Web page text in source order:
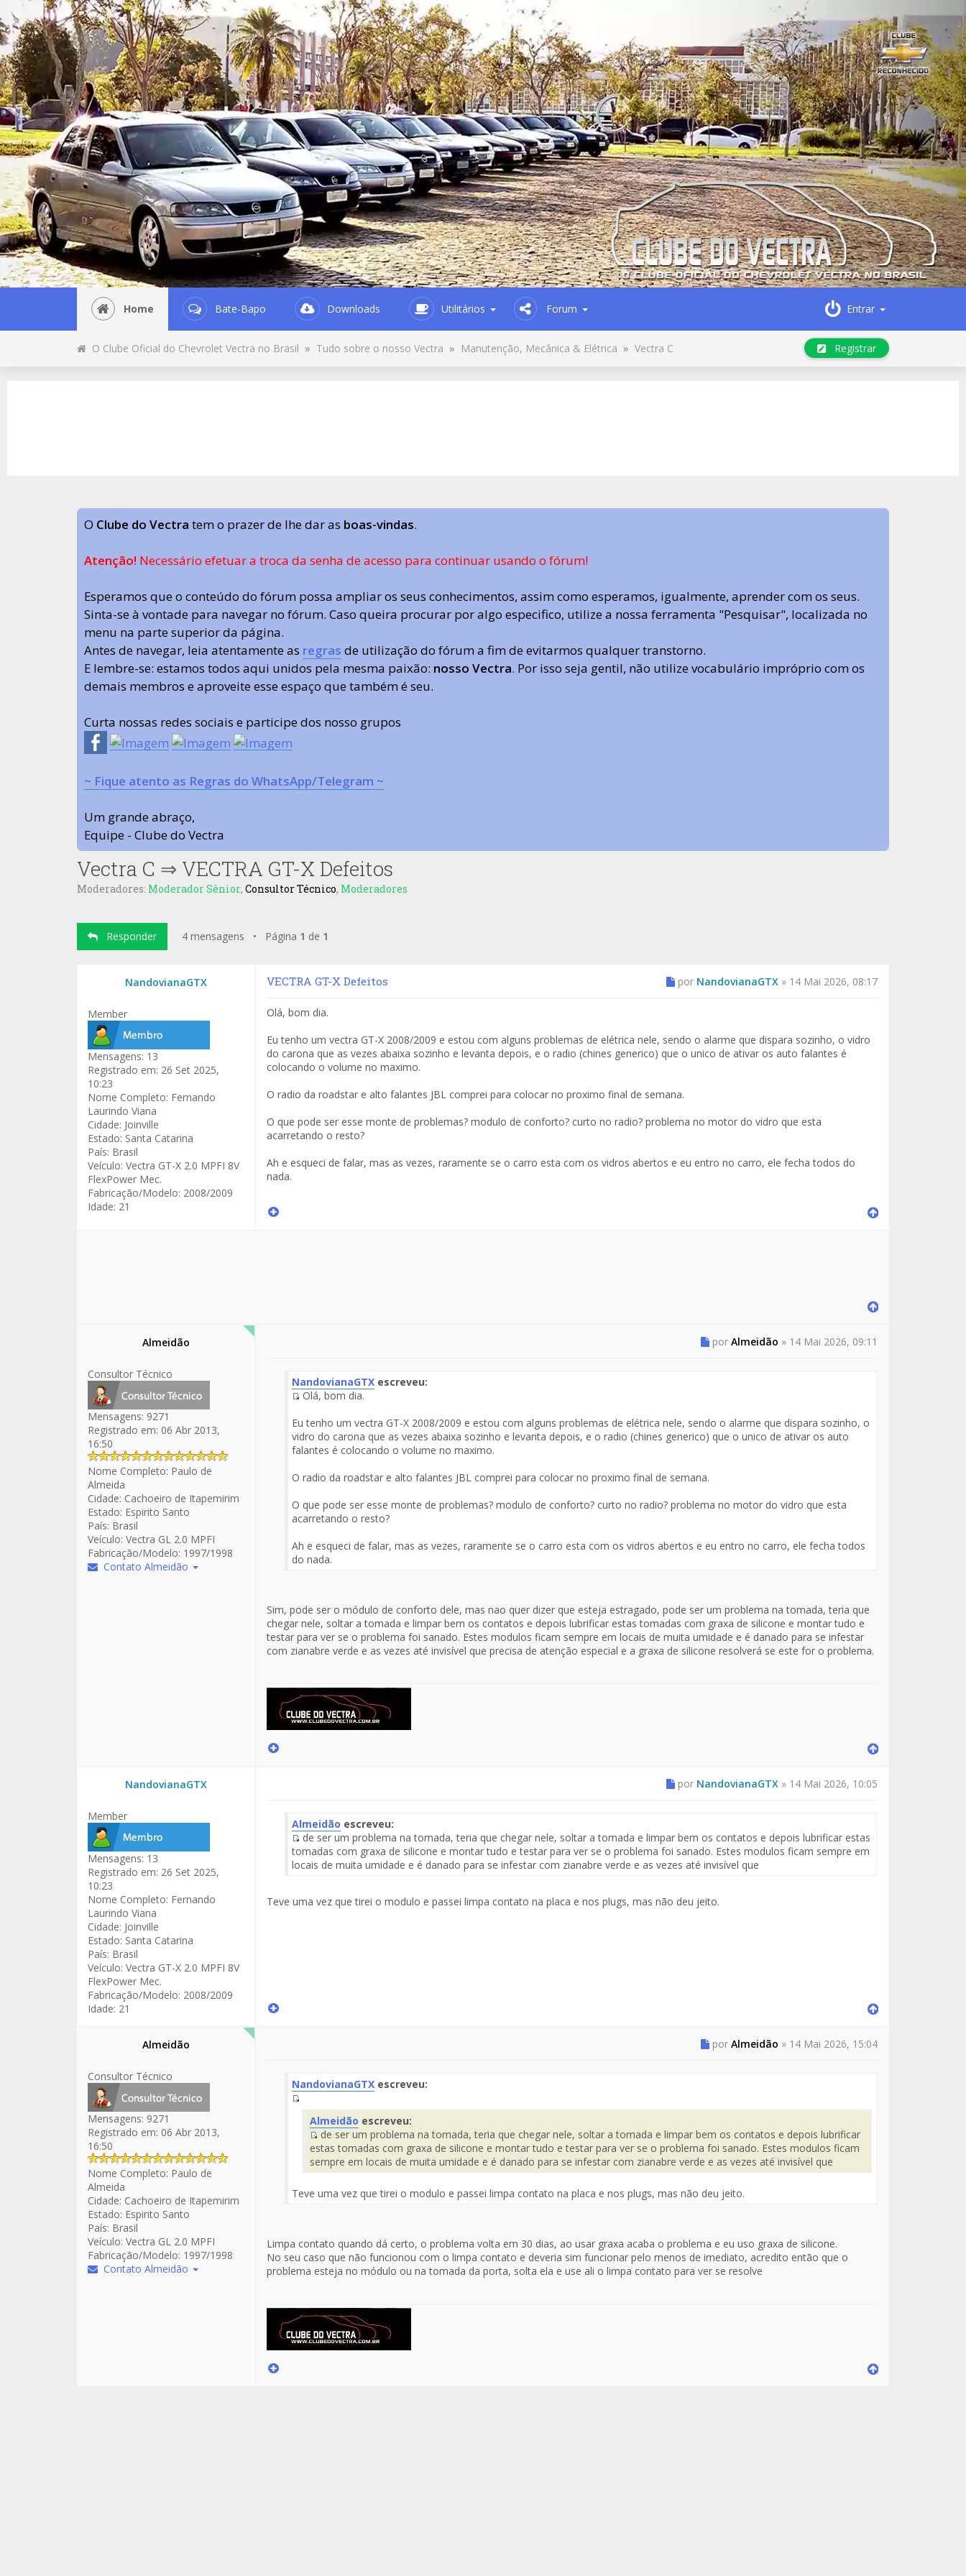
Home Bate-Bapo Downloads Utilitários Forum Entrar
O Clube Oficial do Chevrolet Vectra no Brasil » Tudo sobre o nosso Vectra » Manutenção, Mecânica & Elétrica » Vectra C Registrar
O Clube do Vectra tem o prazer de lhe dar as boas-vindas.
Atenção! Necessário efetuar a troca da senha de acesso para continuar usando o fórum!
Esperamos que o conteúdo do fórum possa ampliar os seus conhecimentos, assim como esperamos, igualmente, aprender com os seus.
Sinta-se à vontade para navegar no fórum. Caso queira procurar por algo especifico, utilize a nossa ferramenta "Pesquisar", localizada no
menu na parte superior da página.
Antes de navegar, leia atentamente as regras de utilização do fórum a fim de evitarmos qualquer transtorno.
E lembre-se: estamos todos aqui unidos pela mesma paixão: nosso Vectra. Por isso seja gentil, não utilize vocabulário impróprio com os
demais membros e aproveite esse espaço que também é seu.
Curta nossas redes sociais e participe dos nosso grupos
~ Fique atento as Regras do WhatsApp/Telegram ~
Um grande abraço,
Equipe - Clube do Vectra
Vectra C ⇒ VECTRA GT-X Defeitos
Moderadores: Moderador Sênior, Consultor Técnico, Moderadores
Responder 4 mensagens • Página 1 de 1
NandovianaGTX
Member
Mensagens: 13
Registrado em: 26 Set 2025,
10:23
Nome Completo: Fernando
Laurindo Viana
Cidade: Joinville
Estado: Santa Catarina
País: Brasil
Veículo: Vectra GT-X 2.0 MPFI 8V
FlexPower Mec.
Fabricação/Modelo: 2008/2009
Idade: 21
VECTRA GT-X Defeitos por NandovianaGTX» 14 Mai 2026, 08:17
Olá, bom dia.
Eu tenho um vectra GT-X 2008/2009 e estou com alguns problemas de elétrica nele, sendo o alarme que dispara sozinho, o vidro
do carona que as vezes abaixa sozinho e levanta depois, e o radio (chines generico) que o unico de ativar os auto falantes é
colocando o volume no maximo.
O radio da roadstar e alto falantes JBL comprei para colocar no proximo final de semana.
O que pode ser esse monte de problemas? modulo de conforto? curto no radio? problema no motor do vidro que esta
acarretando o resto?
Ah e esqueci de falar, mas as vezes, raramente se o carro esta com os vidros abertos e eu entro no carro, ele fecha todos do
nada.
Almeidão
Consultor Técnico
Mensagens: 9271
Registrado em: 06 Abr 2013,
16:50
Nome Completo: Paulo de
Almeida
Cidade: Cachoeiro de Itapemirim
Estado: Espirito Santo
País: Brasil
Veículo: Vectra GL 2.0 MPFI
Fabricação/Modelo: 1997/1998
Contato Almeidão
por Almeidão » 14 Mai 2026, 09:11
NandovianaGTXescreveu:
del
Mensaje
Olá, bom dia.
Eu tenho um vectra GT-X 2008/2009 e estou com alguns problemas de elétrica nele, sendo o alarme que dispara sozinho, o
vidro do carona que as vezes abaixa sozinho e levanta depois, e o radio (chines generico) que o unico de ativar os auto
falantes é colocando o volume no maximo.
O radio da roadstar e alto falantes JBL comprei para colocar no proximo final de semana.
O que pode ser esse monte de problemas? modulo de conforto? curto no radio? problema no motor do vidro que esta
acarretando o resto?
Ah e esqueci de falar, mas as vezes, raramente se o carro esta com os vidros abertos e eu entro no carro, ele fecha todos
do nada.
Sim, pode ser o módulo de conforto dele, mas nao quer dizer que esteja estragado, pode ser um problema na tomada, teria que
chegar nele, soltar a tomada e limpar bem os contatos e depois lubrificar estas tomadas com graxa de silicone e montar tudo e
testar para ver se o problema foi sanado. Estes modulos ficam sempre em locais de muita umidade e é danado para se infestar
com zianabre verde e as vezes até invisível que precisa de atenção especial e a graxa de silicone resolverá se este for o problema.
NandovianaGTX
Member
Mensagens: 13
Registrado em: 26 Set 2025,
10:23
Nome Completo: Fernando
Laurindo Viana
Cidade: Joinville
Estado: Santa Catarina
País: Brasil
Veículo: Vectra GT-X 2.0 MPFI 8V
FlexPower Mec.
Fabricação/Modelo: 2008/2009
Idade: 21
por NandovianaGTX» 14 Mai 2026, 10:05
Almeidão escreveu:
Fuente
del
de ser um problema na tomada, teria que chegar nele, soltar a tomada e limpar bem os contatos e depois lubrificar estas
tomadas com graxa de silicone e montar tudo e testar para ver se o problema foi sanado. Estes modulos ficam sempre em
locais de muita umidade e é danado para se infestar com zianabre verde e as vezes até invisível que
Teve uma vez que tirei o modulo e passei limpa contato na placa e nos plugs, mas não deu jeito.
Almeidão
Consultor Técnico
Mensagens: 9271
Registrado em: 06 Abr 2013,
16:50
Nome Completo: Paulo de
Almeida
Cidade: Cachoeiro de Itapemirim
Estado: Espirito Santo
País: Brasil
Veículo: Vectra GL 2.0 MPFI
Fabricação/Modelo: 1997/1998
Contato Almeidão
por Almeidão » 14 Mai 2026, 15:04
NandovianaGTXescreveu:
Fuente
del
Mensaje
Almeidão escreveu:
Fuente
del
Mensaje
de ser um problema na tomada, teria que chegar nele, soltar a tomada e limpar bem os contatos e depois lubrificar
estas tomadas com graxa de silicone e montar tudo e testar para ver se o problema foi sanado. Estes modulos ficam
sempre em locais de muita umidade e é danado para se infestar com zianabre verde e as vezes até invisível que
Teve uma vez que tirei o modulo e passei limpa contato na placa e nos plugs, mas não deu jeito.
Limpa contato quando dá certo, o problema volta em 30 dias, ao usar graxa acaba o problema e eu uso graxa de silicone.
No seu caso que não funcionou com o limpa contato e deveria sim funcionar pelo menos de imediato, acredito então que o
problema esteja no módulo ou na tomada da porta, solta ela e use ali o limpa contato para ver se resolve